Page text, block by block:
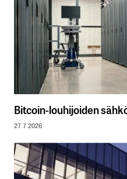
Bitcoin-louhijoiden
27.7.2026